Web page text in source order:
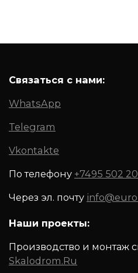
Связаться с нами:
WhatsApp
Telegram
Vkontakte
По телефону +7495 502
Через эл. почту
Наши проекты:
Производство и монтаж
Skalodrom.Ru